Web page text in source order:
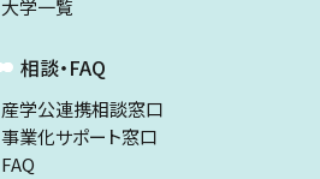
大学一覧
相談・FAQ
産学公連携相談窓口
事業化サポート窓口
FAQ